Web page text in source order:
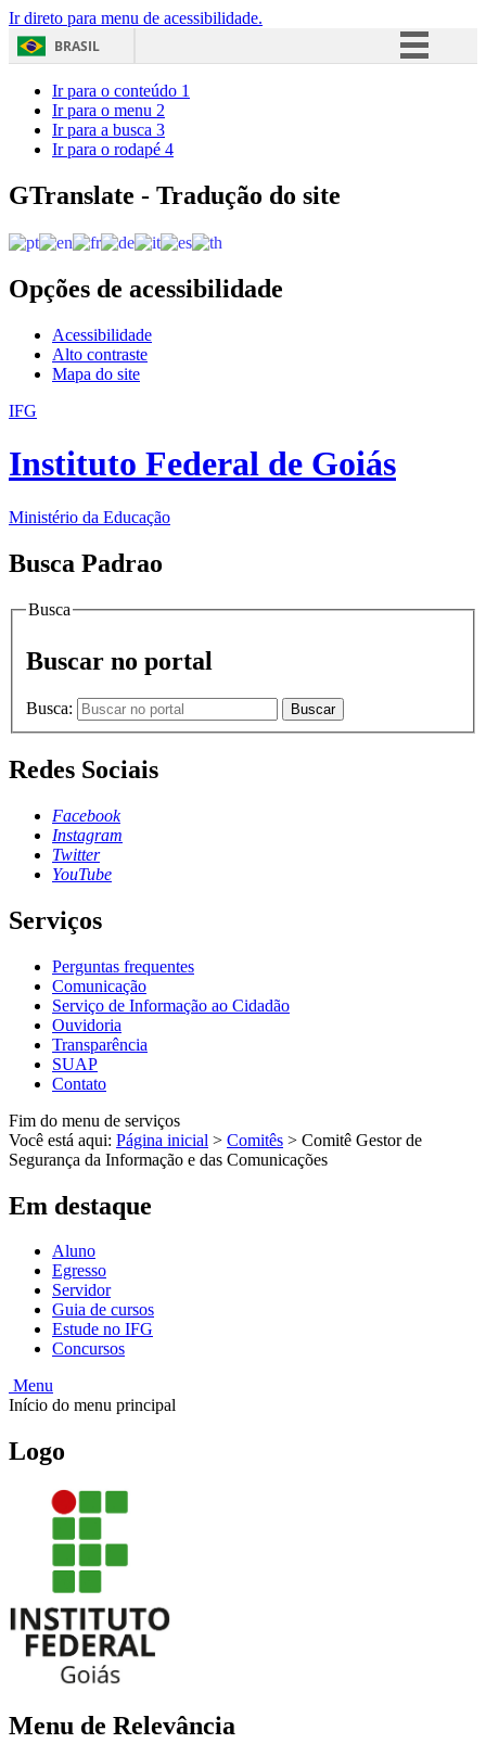
Ir direto para menu de acessibilidade.
BRASIL
Acesso à informação
Ir para o conteúdo 1
Ir para o menu 2
Ir para a busca 3
Ir para o rodapé 4
GTranslate - Tradução do site
Opções de acessibilidade
Acessibilidade
Alto contraste
Mapa do site
IFG
Instituto Federal de Goiás
Ministério da Educação
Busca Padrao
Busca
Buscar no portal
Busca: Buscar
Redes Sociais
Facebook
Instagram
Twitter
YouTube
Serviços
Perguntas frequentes
Comunicação
Serviço de Informação ao Cidadão
Ouvidoria
Transparência
SUAP
Contato
Fim do menu de serviços
Você está aqui: Página inicial > Comitês > Comitê Gestor de
Segurança da Informação e das Comunicações
Em destaque
Aluno
Egresso
Servidor
Guia de cursos
Estude no IFG
Concursos
Menu
Início do menu principal
Logo
Menu de Relevância